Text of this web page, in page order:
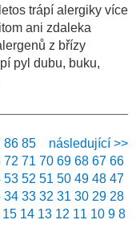
trápí alergiky více
ani zdaleka
z břízy
pyl dubu, buku,
následující >>
86 85
72 71 70 69 68 67 66
53 52 51 50 49 48 47
34 33 32 31 30 29 28
15 14 13 12 11 10 9 8